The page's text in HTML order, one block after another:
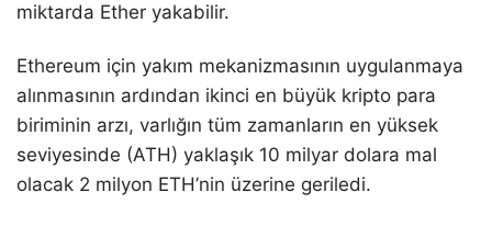
miktarda Ether yakabilir.
Ethereum için yakım mekanizmasının uygulanmaya
alınmasının ardından ikinci en büyük kripto para
biriminin arzı, varlığın tüm zamanların en yüksek
seviyesinde (ATH) yaklaşık 10 milyar dolara mal
olacak 2 milyon ETH’nin üzerine geriledi.